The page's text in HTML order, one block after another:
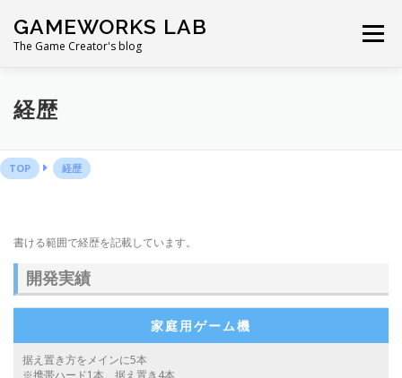
プ
GAMEWORKS LAB
The Game Creator's blog
メニュー
経歴
TOP 経歴
書ける範囲で経歴を記載しています。
開発実績
家庭用ゲーム機
据え置き方をメインに5本